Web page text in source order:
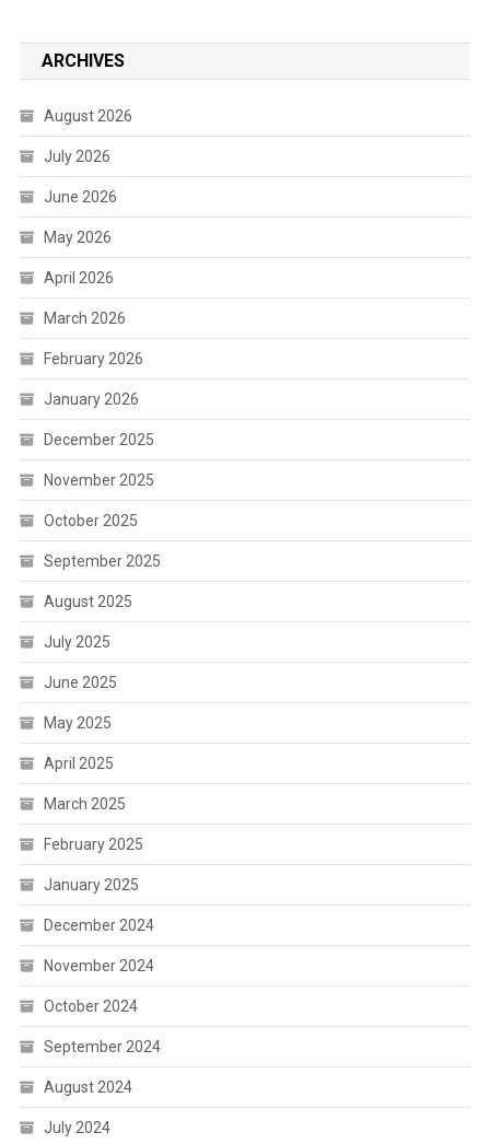
ARCHIVES
August 2026
July 2026
June 2026
May 2026
April 2026
March 2026
February 2026
January 2026
December 2025
November 2025
October 2025
September 2025
August 2025
July 2025
June 2025
May 2025
April 2025
March 2025
February 2025
January 2025
December 2024
November 2024
October 2024
September 2024
August 2024
July 2024